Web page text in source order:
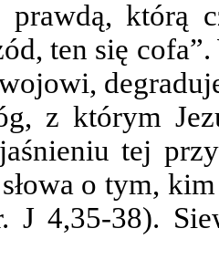
prawdą, którą
ten się
z którym
tej
o tym,
J 4,35-38).